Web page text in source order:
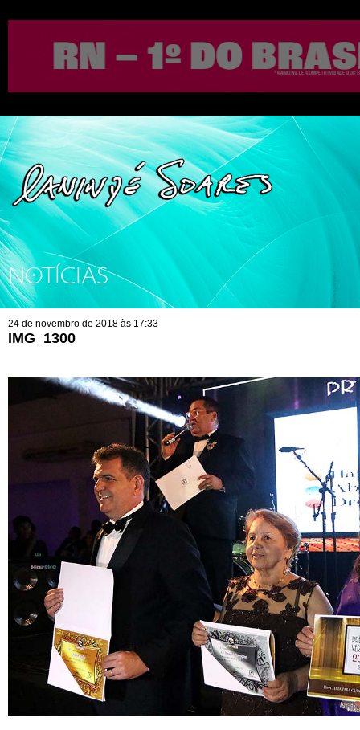
NOTÍCIAS
24 de novembro de 2018 às 17:33
IMG_1300